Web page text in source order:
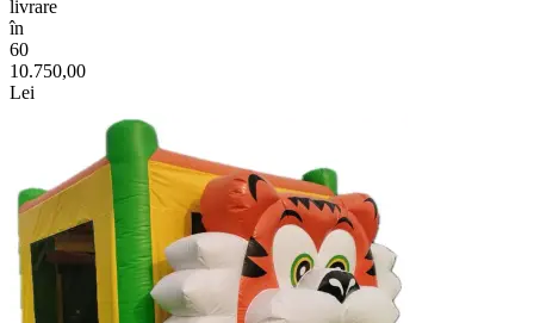
livrare
în
60
10.750,00
Lei